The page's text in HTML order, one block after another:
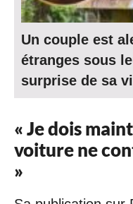
Un couple est
étranges sous
surprise de sa
« Je dois
voiture ne
»